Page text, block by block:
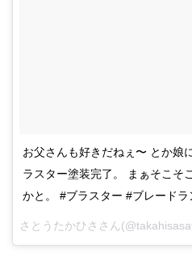
お父さんも好きだねぇ〜 とか娘
ラスター塗装完了。 まぁそこそ
かと。 #ブラスター #ブレード
さとうたかひささん